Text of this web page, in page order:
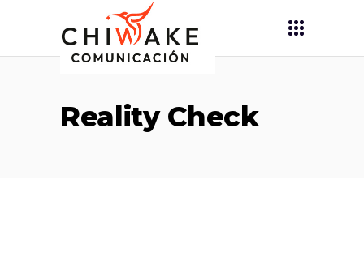
Reality Check